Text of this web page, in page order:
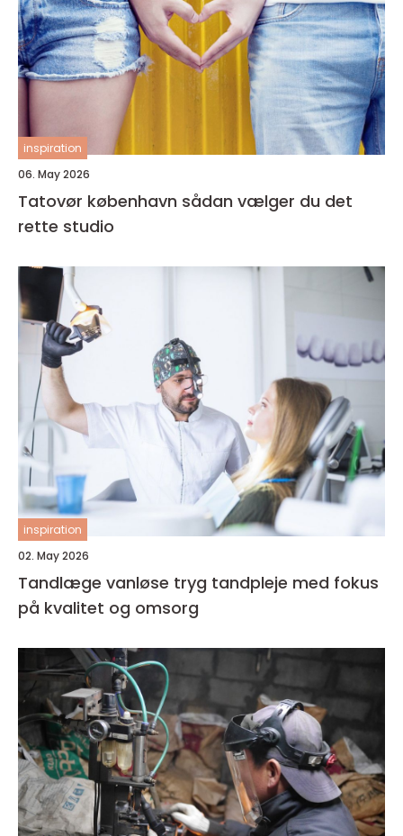
inspiration
06. May 2026
Tatovør københavn sådan vælger du det
rette studio
inspiration
02. May 2026
Tandlæge vanløse tryg tandpleje med fokus
på kvalitet og omsorg